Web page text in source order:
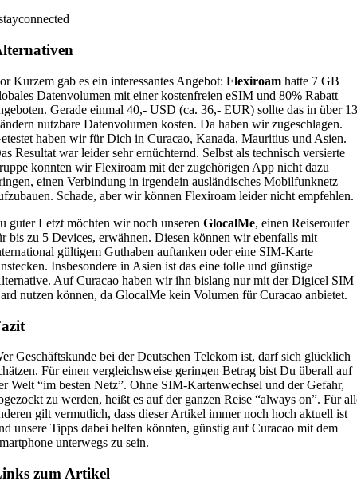
Kurzem gab es ein interessantes Angebot:Flexiroam hatte 7 GB
Datenvolumen mit einer kostenfreien eSIM und 80% Rabatt
Gerade einmal 40,- USD (ca. 36,- EUR) sollte das in über
nutzbare Datenvolumen kosten. Da haben wir zugeschlagen.
haben wir für Dich in Curacao, Kanada, Mauritius und Asien.
Resultat war leider sehr ernüchternd. Selbst als technisch versierte
konnten wir Flexiroam mit der zugehörigen App nicht dazu
einen Verbindung in irgendein ausländisches Mobilfunknetz
Schade, aber wir können Flexiroam leider nicht empfehlen.
guter Letzt möchten wir noch unserenGlocalMe, einen Reiserouter
bis zu 5 Devices, erwähnen. Diesen können wir ebenfalls mit
gültigem Guthaben auftanken oder eine SIM-Karte
Insbesondere in Asien ist das eine tolle und günstige
Auf Curacao haben wir ihn bislang nur mit der Digicel SIM
nutzen können, da GlocalMe kein Volumen für Curacao anbietet.
Geschäftskunde bei der Deutschen Telekom ist, darf sich glücklich
Für einen vergleichsweise geringen Betrag bist Du überall auf
Welt “im besten Netz”. Ohne SIM-Kartenwechsel und der Gefahr,
zu werden, heißt es auf der ganzen Reise “always on”. Für
gilt vermutlich, dass dieser Artikel immer noch hoch aktuell ist
unsere Tipps dabei helfen könnten, günstig auf Curacao mit dem
unterwegs zu sein.
zum Artikel